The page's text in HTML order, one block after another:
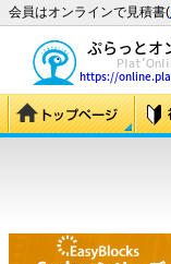
会員はオンラインで見積書(